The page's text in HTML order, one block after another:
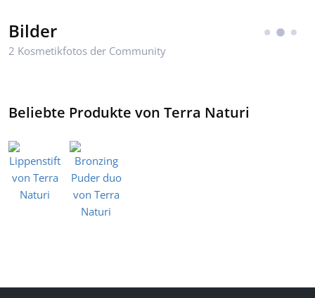
Bilder
2 Kosmetikfotos der Community
Beliebte Produkte von Terra Naturi